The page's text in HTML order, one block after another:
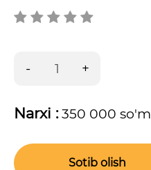
Narxi :350 000 so'm
Sotib olish